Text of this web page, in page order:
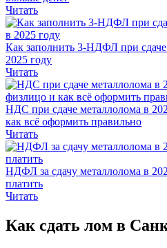
Читать
Как заполнить 3-НДФЛ при
2025 году
Читать
НДС при сдаче металлолома в
как всё оформить правильно
Читать
НДФЛ за сдачу металлолома в
платить
Читать
Как сдать лом в